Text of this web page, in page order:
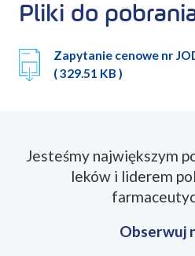
Pliki do
Zapytanie cenowe nr
( 329.51 KB )
Jesteśmy największym
leków i liderem
Obserwuj